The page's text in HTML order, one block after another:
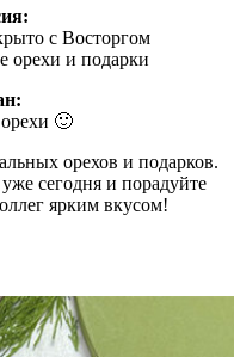
с Восторгом
и подарки
🙂
орехов и подарков.
сегодня и порадуйте
ярким вкусом!